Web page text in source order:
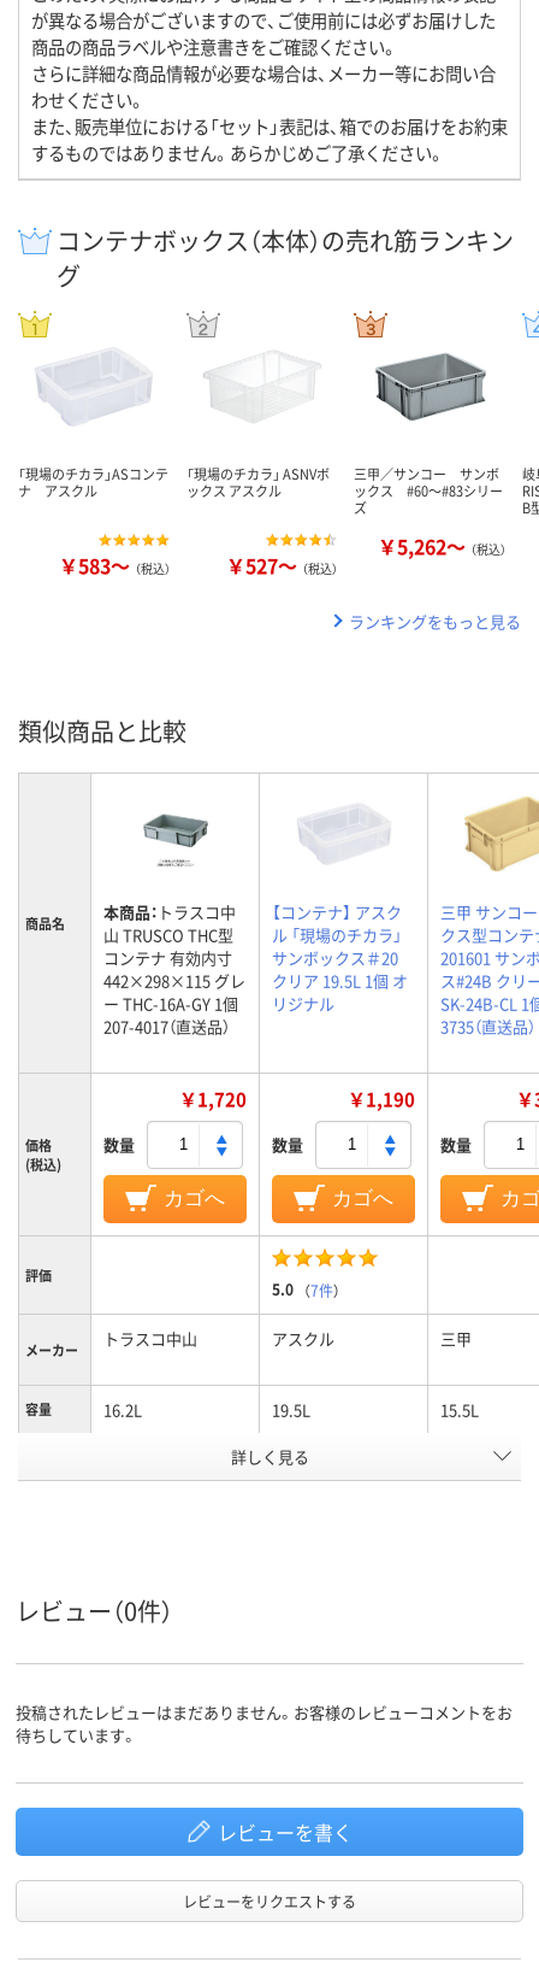
が異なる場合がございますので、ご使用前には必ずお届けした
商品の商品ラベルや注意書きをご確認ください。
さらに詳細な商品情報が必要な場合は、メーカー等にお問い合
わせください。
また、販売単位における「セット」表記は、箱でのお届けをお約束
するものではありません。あらかじめご了承ください。
コンテナボックス（本体）の売れ筋ランキン
グ
「現場のチカラ」ASコンテ
ナ アスクル
￥583～ （税込）
「現場のチカラ」 ASNVボ
ックス アスクル
￥527～ （税込）
三甲／サンコー サンボ
ックス #60～#83シリー
ズ
￥5,262～ （税込）
岐
B
ランキングをもっと見る
類似商品と比較
商品名 本商品： トラスコ中
山 TRUSCO THC型
コンテナ 有効内寸
442×298×115 グレ
ー THC-16A-GY 1個
207-4017（直送品）
【コンテナ】 アスク
ル 「現場のチカラ」
サンボックス＃20
クリア 19.5L 1個 オ
リジナル
三甲 サンコ
クス型コンテ
201601 サン
ス#24B クリ
SK-24B-CL 1
3735（直送品）
価格
(税込)
￥1,720
数量
カゴへ
￥1,190
数量
カゴへ
数量
カ
評価
5.0 （7件）
メーカー トラスコ中山 アスクル 三甲
容量 16.2L 19.5L 15.5L
ループ
クリア（透明）系 ホワイト系
詳しく見る
レビュー（0件）
投稿されたレビューはまだありません。お客様のレビューコメントをお
待ちしています。
レビューを書く
レビューをリクエストする